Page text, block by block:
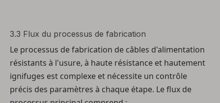
3.3 Flux du processus de fabrication
Le processus de fabrication de câbles d'alimentation
résistants à l'usure, à haute résistance et hautement
ignifuges est complexe et nécessite un contrôle
précis des paramètres à chaque étape. Le flux de